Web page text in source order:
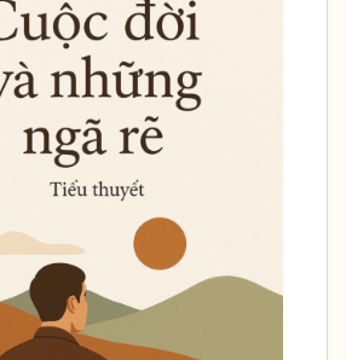
feel (what is in front of
touch?)
hear
smell
about yourself.
to end.